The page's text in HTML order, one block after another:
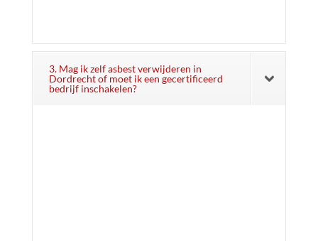
3. Mag ik zelf asbest verwijderen in
Dordrecht of moet ik een gecertificeerd
bedrijf inschakelen?